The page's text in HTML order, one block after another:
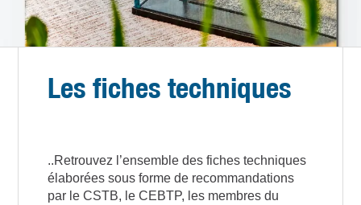
Les fiches techniques
..Retrouvez l’ensemble des fiches techniques
élaborées sous forme de recommandations
par le CSTB, le CEBTP, les membres du